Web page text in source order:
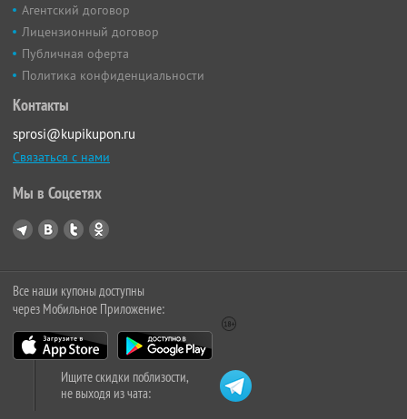
Агентский договор
Лицензионный договор
Публичная оферта
Политика конфиденциальности
Контакты
sprosi@kupikupon.ru
Связаться с нами
Мы в Соцсетях
Все наши купоны доступны
через Мобильное Приложение:
Ищите скидки поблизости,
не выходя из чата: